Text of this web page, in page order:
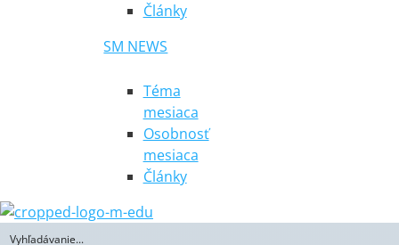
Články
SM NEWS
Téma
mesiaca
Osobnosť
mesiaca
Články